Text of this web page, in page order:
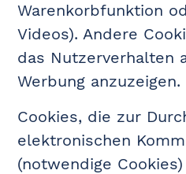
Warenkorbfunktion
Videos). Andere
das Nutzerverhalten
Werbung anzuzeigen.
Cookies, die zur
elektronischen
(notwendige